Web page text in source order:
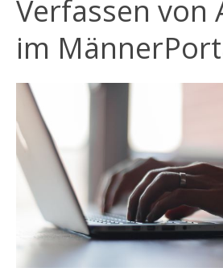
Verfassen von
im